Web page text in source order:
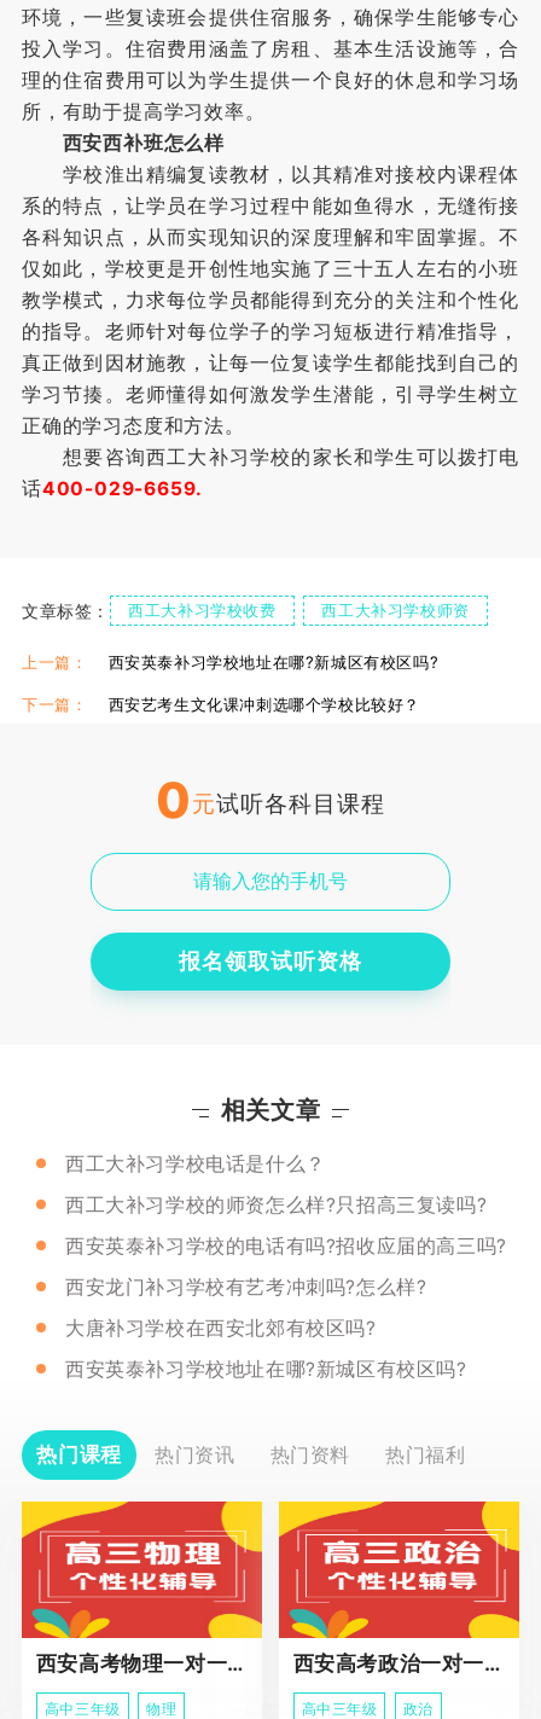
环境，一些复读班会提供住宿服务，确保学生能够专心
投入学习。住宿费用涵盖了房租、基本生活设施等，合
理的住宿费用可以为学生提供一个良好的休息和学习场
所，有助于提高学习效率。
西安西补班怎么样
学校淮出精编复读教材，以其精准对接校内课程体
系的特点，让学员在学习过程中能如鱼得水，无缝衔接
各科知识点，从而实现知识的深度理解和牢固掌握。不
仅如此，学校更是开创性地实施了三十五人左右的小班
教学模式，力求每位学员都能得到充分的关注和个性化
的指导。老师针对每位学子的学习短板进行精准指导，
真正做到因材施教，让每一位复读学生都能找到自己的
学习节揍。老师懂得如何激发学生潜能，引寻学生树立
正确的学习态度和方法。
想要咨询西工大补习学校的家长和学生可以拨打电
话400-029-6659.
文章标签： 西工大补习学校收费 西工大补习学校师资
西工大补习学校复读班 西工大补习学校怎么样
上一篇： 西安英泰补习学校地址在哪?新城区有校区吗?
下一篇： 西安艺考生文化课冲刺选哪个学校比较好？
0元试听各科目课程
报名领取试听资格
相关文章
西工大补习学校电话是什么？
西工大补习学校的师资怎么样?只招高三复读吗?
西安英泰补习学校的电话有吗?招收应届的高三吗?
西安龙门补习学校有艺考冲刺吗?怎么样?
大唐补习学校在西安北郊有校区吗?
西安英泰补习学校地址在哪?新城区有校区吗?
热门课程 热门资讯 热门资料 热门福利
西安高考物理一对一辅导课程
高中三年级 物理
西安高考政治一对一辅导课程
高中三年级 政治